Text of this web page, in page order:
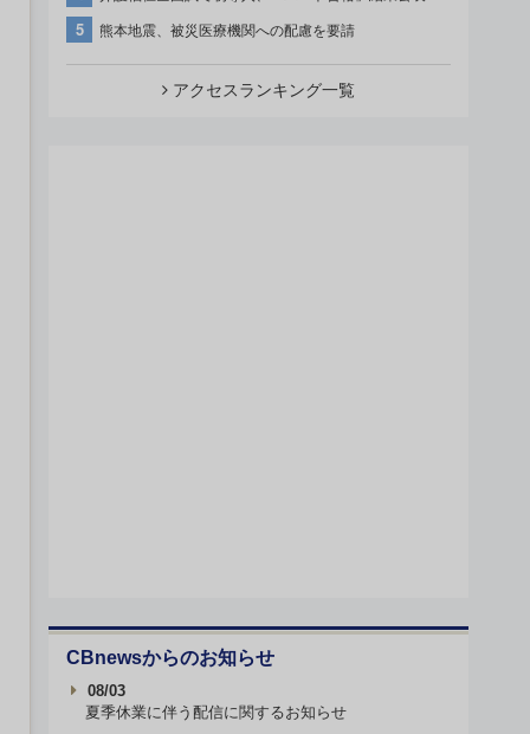
5 熊本地震、被災医療機関への配慮を要請
アクセスランキング一覧
CBnewsからのお知らせ
08/03
夏季休業に伴う配信に関するお知らせ